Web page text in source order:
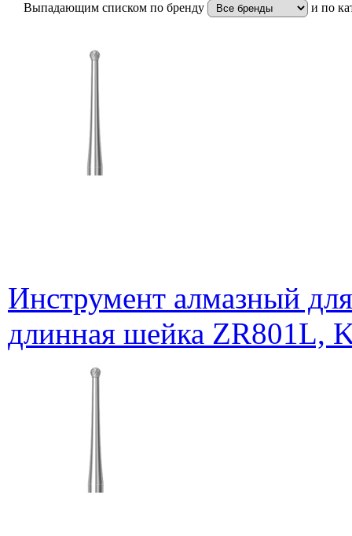
Выпадающим списком по бренду и по
Инструмент алмазный
длинная шейка ZR801L,